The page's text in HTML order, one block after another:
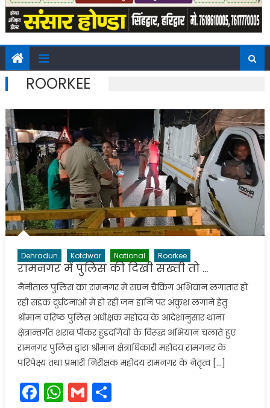
ROORKEE
Dehradun Kotdwar National Roorkee
रामनगर में पुलिस की दिखी सख्ती तो …
नैनीताल पुलिस का रामनगर में सघन चैकिंग अभियान लगातार हो
रही सड़क दुर्घटनाओ मे हो रही जन हानि पर अंकुश लगाने हेतु
श्रीमान वरिष्ठ पुलिस अधीक्षक महोदय के आदेशानुसार थाना
क्षेत्रान्तर्गत शराब पीकर हुडदंगियो के विरूद्ध अभियान चलाते हुए
रामनगर पुलिस द्वारा श्रीमान क्षेत्राधिकारी महोदय रामगनर के
परिपेक्ष्य तथा प्रभारी निरीक्षक महोदय रामनगर के नेतृत्व […]
Facebook
WhatsApp
GmailShare